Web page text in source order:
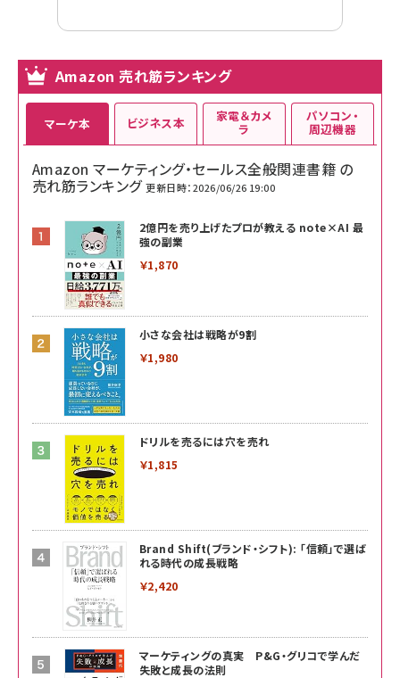
Amazon 売れ筋ランキング
マーケ本
Amazon マーケティング・セールス全般関連書籍 の
売れ筋ランキング 更新日時：2026/06/26 19:00
2億円を売り上げたプロが教える note×AI 最
強の副業
￥1,870
小さな会社は戦略が9割
￥1,980
ドリルを売るには穴を売れ
￥1,815
Brand Shift(ブランド・シフト): 「信頼」で選ば
れる時代の成長戦略
￥2,420
マーケティングの真実 P&G・グリコで学んだ
失敗と成長の法則
ビジネス本 家電＆カメ
ラ
パソコン・
周辺機器